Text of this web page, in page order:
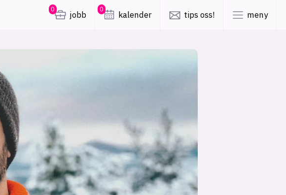
0
jobb
0
kalender tips oss! meny
meninger
apputvikling
inn/ut hobby
nyhetsbrev
kode24-klubben
LinkedIn
Bluesky
Facebook